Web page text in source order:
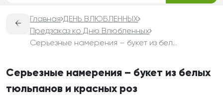
←
Главная ДЕНЬ ВЛЮБЛЕННЫХ
Предзаказ ко Дню Влюбленных
Серьезные намерения – букет из белых тюльпанов и красных роз
Серьезные намерения – букет из белых
тюльпанов и красных роз